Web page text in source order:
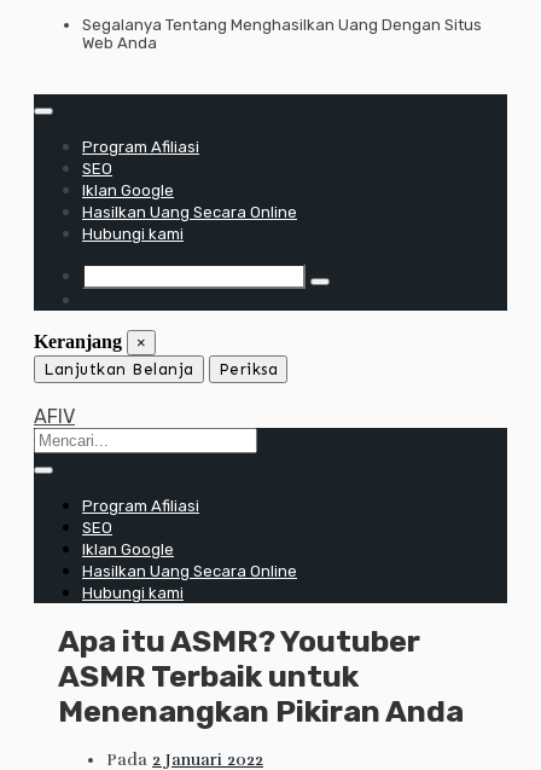
LewatiSegalanya Tentang Menghasilkan Uang Dengan Situs
Web Anda
Program Afiliasi
SEO
Iklan Google
Hasilkan Uang Secara Online
Hubungi kami
Keranjang ×
Lanjutkan Belanja Periksa
AFIV
Program Afiliasi
SEO
Iklan Google
Hasilkan Uang Secara Online
Hubungi kami
Apa itu ASMR? Youtuber
ASMR Terbaik untuk
Menenangkan Pikiran Anda
Pada 2 Januari 2022